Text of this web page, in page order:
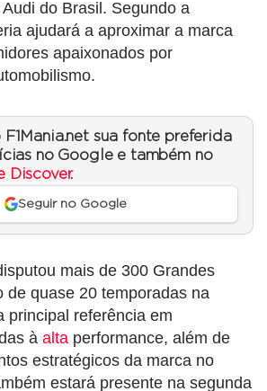
do Brasil. Segundo a
ajudará a aproximar a marca
apaixonados por
F1Mania.net sua fonte preferida
no Google e também no
Discover.
Seguir no Google
mais de 300 Grandes
de quase 20 temporadas na
principal referência em
à alta performance, além de
estratégicos da marca no
estará presente na segunda